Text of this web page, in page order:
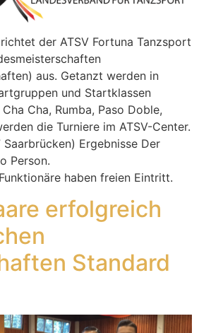
der ATSV Fortuna Tanzsport
aus. Getanzt werden in
und Startklassen
Cha, Rumba, Paso Doble,
die Turniere im ATSV-Center.
Ergebnisse Der
Person.
haben freien Eintritt.
erfolgreich
Standard